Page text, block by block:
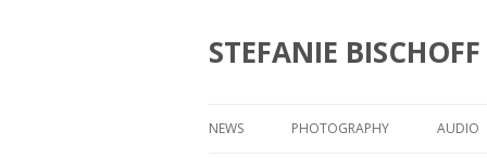
STEFANIE BISCHOFF
NEWS PHOTOGRAPHY AUDIO